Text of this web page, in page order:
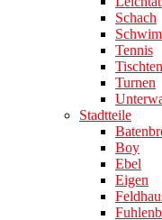
Schach
Tennis
Turnen
Stadtteile
Boy
Ebel
Eigen